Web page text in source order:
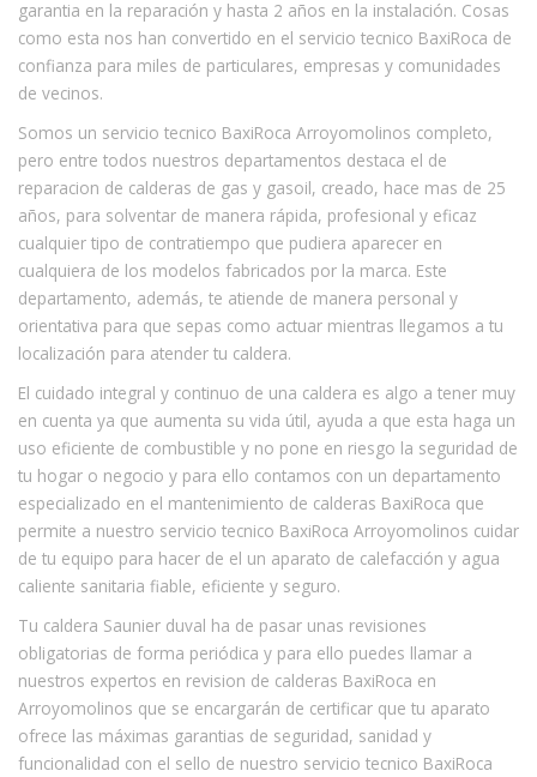
garantia en la reparación y hasta 2 años en la instalación. Cosas
como esta nos han convertido en el servicio tecnico BaxiRoca de
confianza para miles de particulares, empresas y comunidades
de vecinos.
Somos un servicio tecnico BaxiRoca Arroyomolinos completo,
pero entre todos nuestros departamentos destaca el de
reparacion de calderas de gas y gasoil, creado, hace mas de 25
años, para solventar de manera rápida, profesional y eficaz
cualquier tipo de contratiempo que pudiera aparecer en
cualquiera de los modelos fabricados por la marca. Este
departamento, además, te atiende de manera personal y
orientativa para que sepas como actuar mientras llegamos a tu
localización para atender tu caldera.
El cuidado integral y continuo de una caldera es algo a tener muy
en cuenta ya que aumenta su vida útil, ayuda a que esta haga un
uso eficiente de combustible y no pone en riesgo la seguridad de
tu hogar o negocio y para ello contamos con un departamento
especializado en el mantenimiento de calderas BaxiRoca que
permite a nuestro servicio tecnico BaxiRoca Arroyomolinos cuidar
de tu equipo para hacer de el un aparato de calefacción y agua
caliente sanitaria fiable, eficiente y seguro.
Tu caldera Saunier duval ha de pasar unas revisiones
obligatorias de forma periódica y para ello puedes llamar a
nuestros expertos en revision de calderas BaxiRoca en
Arroyomolinos que se encargarán de certificar que tu aparato
ofrece las máximas garantias de seguridad, sanidad y
funcionalidad con el sello de nuestro servicio tecnico BaxiRoca